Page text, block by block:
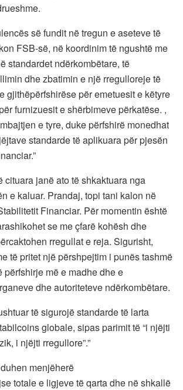
së fundit në tregun e aseteve të
FSB-së, në koordinim të ngushtë me
standardet ndërkombëtare, të
dhe zbatimin e një rregulloreje të
gjithëpërfshirëse për emetuesit e këtyre
furnizuesit e shërbimeve përkatëse. ,
e tyre, duke përfshirë monedhat
standarde të aplikuara për pjesën
cituara janë ato të shkaktuara nga
e kaluar. Prandaj, topi tani kalon në
Financiar. Për momentin është
se me çfarë kohësh dhe
rregullat e reja. Sigurisht,
të pritet një përshpejtim i punës tashmë
përfshirje më e madhe dhe e
dhe autoriteteve ndërkombëtare.
të sigurojë standarde të larta
globale, sipas parimit të “i njëjti
i njëjti rregullore”.”
menjëherë
totale e ligjeve të qarta dhe në shkallë